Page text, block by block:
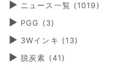
ニュース一覧 (1019)
PGG (3)
3Wインキ (13)
脱炭素 (41)